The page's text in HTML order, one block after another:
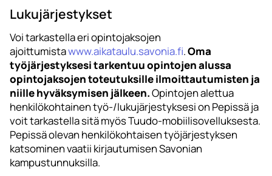
Lukujärjestykset
Voi tarkastella eri opintojaksojen
ajoittumistawww.aikataulu.savonia.fi.Oma
työjärjestyksesi tarkentuu opintojen alussa
opintojaksojen toteutuksille ilmoittautumisten ja
niille hyväksymisen jälkeen.Opintojen alettua
henkilökohtainen työ-/lukujärjestyksesi on Pepissä ja
voit tarkastella sitä myös Tuudo-mobiilisovelluksesta.
Pepissä olevan henkilökohtaisen työjärjestyksen
katsominen vaatii kirjautumisen Savonian
kampustunnuksilla.